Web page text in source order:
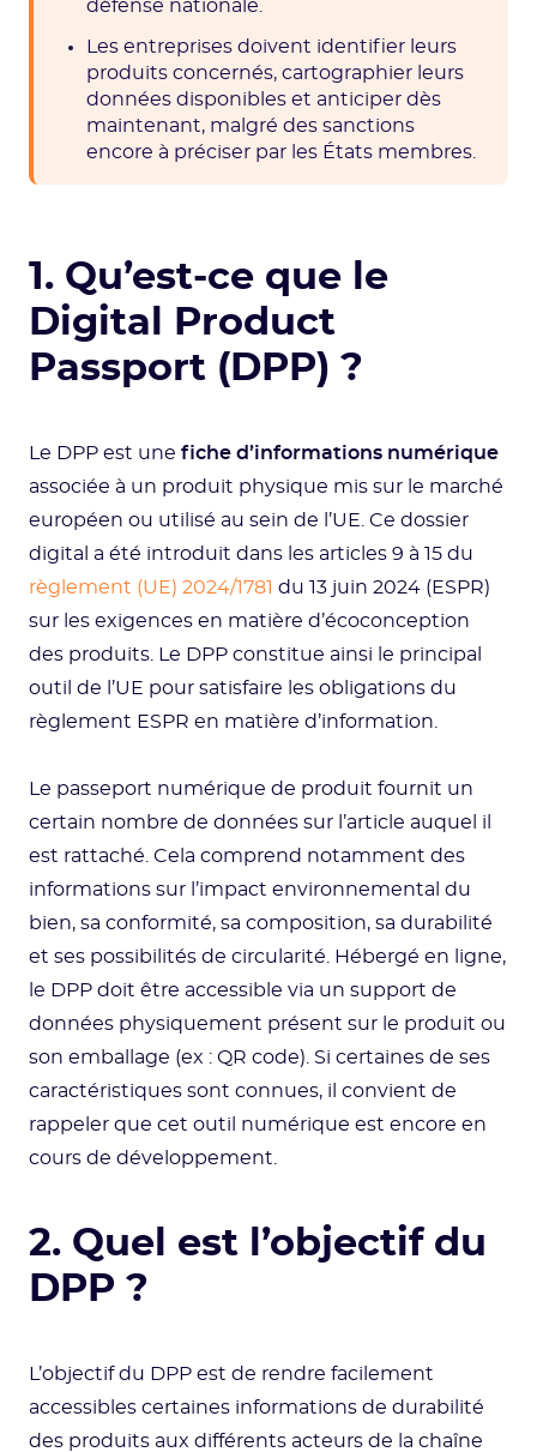
défense nationale.
Les entreprises doivent identifier leurs
produits concernés, cartographier leurs
données disponibles et anticiper dès
maintenant, malgré des sanctions
encore à préciser par les États membres.
1. Qu’est-ce que le
Digital Product
Passport (DPP) ?
Le DPP est une fiche d’informations numérique
associée à un produit physique mis sur le marché
européen ou utilisé au sein de l’UE. Ce dossier
digital a été introduit dans les articles 9 à 15 du
règlement (UE) 2024/1781 du 13 juin 2024 (ESPR)
sur les exigences en matière d’écoconception
des produits. Le DPP constitue ainsi le principal
outil de l’UE pour satisfaire les obligations du
règlement ESPR en matière d’information.
Le passeport numérique de produit fournit un
certain nombre de données sur l’article auquel il
est rattaché. Cela comprend notamment des
informations sur l’impact environnemental du
bien, sa conformité, sa composition, sa durabilité
et ses possibilités de circularité. Hébergé en ligne,
le DPP doit être accessible via un support de
données physiquement présent sur le produit ou
son emballage (ex : QR code). Si certaines de ses
caractéristiques sont connues, il convient de
rappeler que cet outil numérique est encore en
cours de développement.
2. Quel est l’objectif du
DPP ?
L’objectif du DPP est de rendre facilement
accessibles certaines informations de durabilité
des produits aux différents acteurs de la chaîne